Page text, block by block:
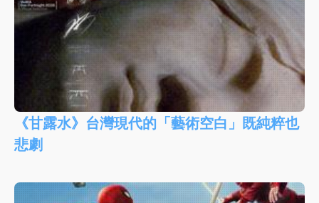
《甘露水》台灣現代的「藝術空白」既純粹也
悲劇